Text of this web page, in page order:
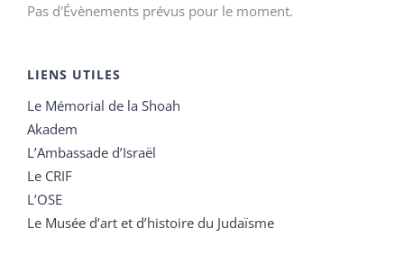
Pas d'Évènements prévus pour le moment.
LIENS UTILES
Le Mémorial de la Shoah
Akadem
L’Ambassade d’Israël
Le CRIF
L’OSE
Le Musée d’art et d’histoire du Judaïsme